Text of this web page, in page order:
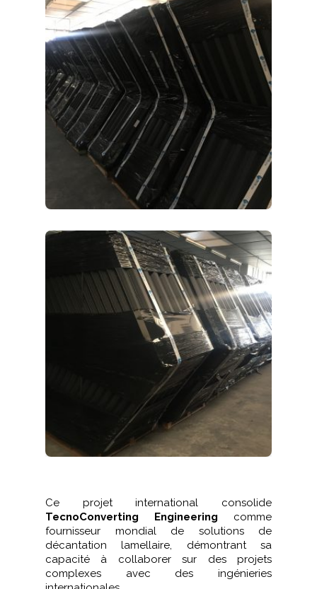
Ce projet international consolide
TecnoConverting Engineering comme
fournisseur mondial de solutions de
décantation lamellaire, démontrant sa
capacité à collaborer sur des projets
complexes avec des ingénieries